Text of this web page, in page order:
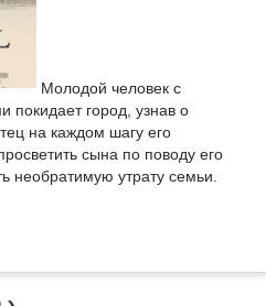
Молодой человек с
покидает город, узнав о
на каждом шагу его
сына по поводу его
необратимую утрату семьи.